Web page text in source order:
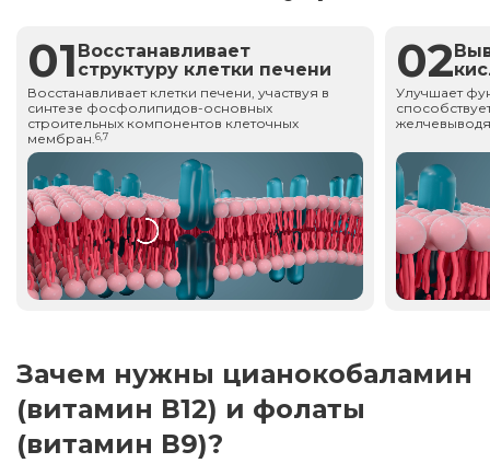
01 Восстанавливает
структуру клетки печени
Восстанавливает клетки печени, участвуя в
синтезе фосфолипидов-основных
строительных компонентов клеточных
мембран.6,7
02
Улучшает
Зачем нужны цианокобаламин
(витамин В12) и фолаты
(витамин В9)?